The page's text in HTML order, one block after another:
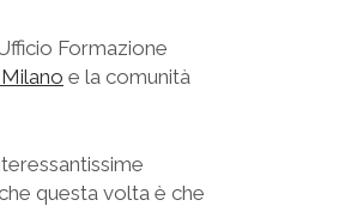
Formazione
e la comunità
questa volta è che